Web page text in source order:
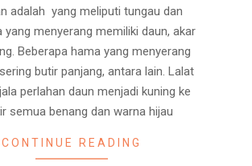
adalah yang meliputi tungau dan
yang menyerang memiliki daun, akar
Beberapa hama yang menyerang
butir panjang, antara lain. Lalat
perlahan daun menjadi kuning ke
semua benang dan warna hijau
CONTINUE READING